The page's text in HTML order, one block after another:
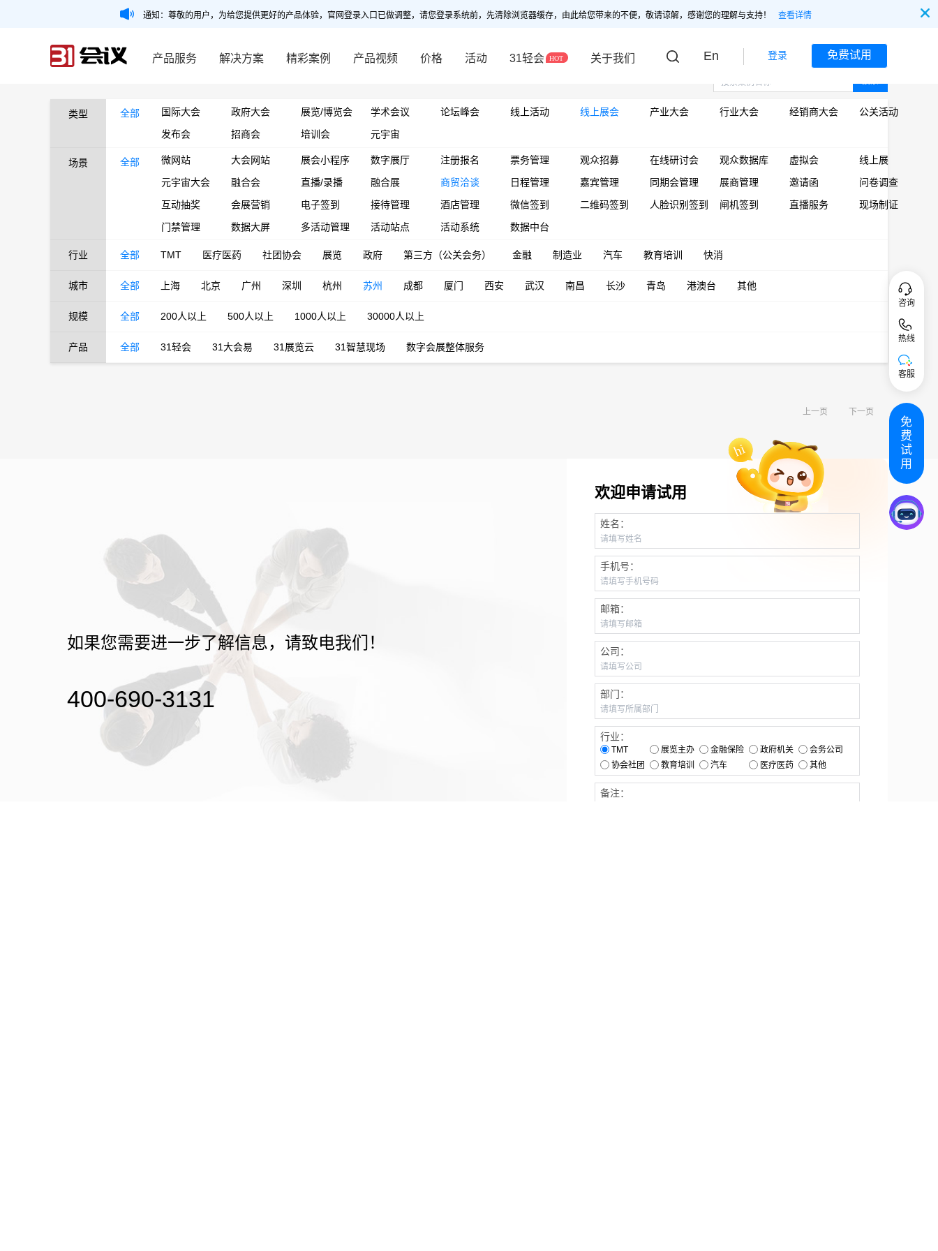
通知：尊敬的用户，为给您提供更好的产品体验，官网登录入口已做调整，请您登录系统前，先清除浏览器缓存，由此给您带来的不便，敬请谅解，感谢您的理解与支持！ 查看详情
产品服务 解决方案 精彩案例 产品视频 价格 活动 31轻会 关于我们 En 登录 免费试用
类型 全部 国际大会 政府大会 展览/博览会 学术会议 论坛峰会 线上活动 线上展会 产业大会 行业大会 经销商大会
公关活动
发布会
招商会 培训会 元宇宙
场景 全部 微网站 大会网站 展会小程序 数字展厅 注册报名 票务管理 观众招募 在线研讨会 观众数据库 虚拟会
线上展
元宇宙大会
融合会 直播/录播 融合展 商贸洽谈 日程管理 嘉宾管理 同期会管理 展商管理 邀请函
问卷调查
互动抽奖
会展营销 电子签到 接待管理 酒店管理 微信签到 二维码签到 人脸识别签到 闸机签到 直播服务
现场制证
门禁管理
数据大屏 多活动管理 活动站点 活动系统 数据中台
行业 全部 TMT 医疗医药 社团协会 展览 政府 第三方（公关会务） 金融 制造业 汽车 教育培训 快消
城市 全部 上海 北京 广州 深圳 杭州 苏州 成都 厦门 西安 武汉 南昌 长沙 青岛 港澳台 其他
规模 全部 200人以上 500人以上 1000人以上 30000人以上
产品 全部 31轻会 31大会易 31展览云 31智慧现场 数字会展整体服务
上一页 下一页
如果您需要进一步了解信息，请致电我们！
400-690-3131
欢迎申请试用
姓名：
手机号：
邮箱：
公司：
部门：
行业：
TMT 展览主办 金融保险 政府机关
会务公司
协会社团
教育培训 汽车 医疗医药 其他
备注：
咨询
热线
客服
免
费
试
用